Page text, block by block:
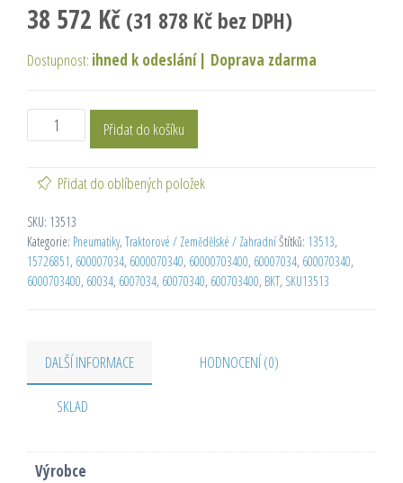
38 572 Kč (31 878 Kč bez DPH)
Dostupnost: ihned k odeslání | Doprava zdarma
Přidat do košíku
Přidat do oblíbených položek
SKU: 13513
Kategorie: Pneumatiky, Traktorové / Zemědělské / ZahradníŠtítků: 13513,
15726851, 600007034, 6000070340, 60000703400, 60007034, 600070340,
6000703400, 60034, 6007034, 60070340, 600703400, BKT, SKU13513
DALŠÍ INFORMACE HODNOCENÍ (0)
SKLAD
Výrobce